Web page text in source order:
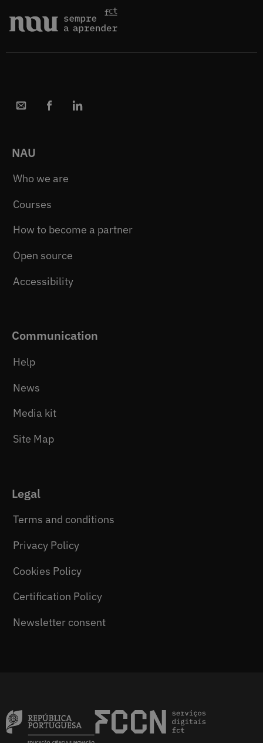
NAU
Who we are
Courses
How to become a partner
Open source
Accessibility
Communication
Help
News
Media kit
Site Map
Legal
Terms and conditions
Privacy Policy
Cookies Policy
Certification Policy
Newsletter consent